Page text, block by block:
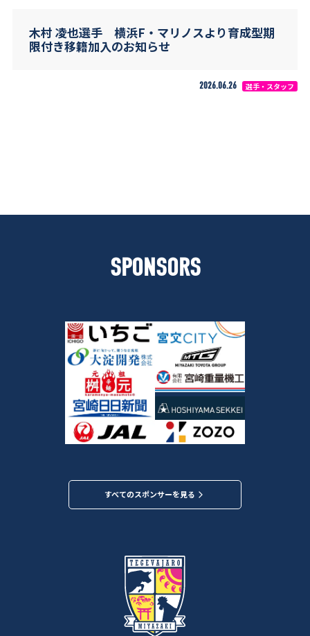
木村 凌也選手 横浜F・マリノスより育成型期
限付き移籍加入のお知らせ
2026.06.26 選手・スタッフ
SPONSORS
すべてのスポンサーを見る